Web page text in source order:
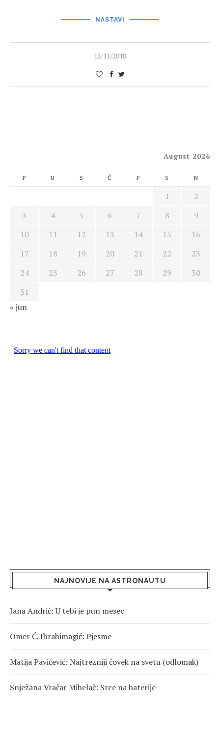
NASTAVI
12/11/2018
August 2026
P U S Č P S N
1
2
3
4 5 6 7 8
9
10
11 12 13 14 15
16
17
18 19 20 21 22
23
24
25 26 27 28 29
30
31
« jun
NAJNOVIJE NA ASTRONAUTU
Jana Andrić: U tebi je pun mesec
Omer Ć. Ibrahimagić: Pjesme
Matija Pavićević: Najtrezniji čovek na svetu (odlomak)
Snježana Vračar Mihelač: Srce na baterije